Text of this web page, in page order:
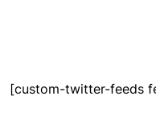
[custom-twitter-feeds